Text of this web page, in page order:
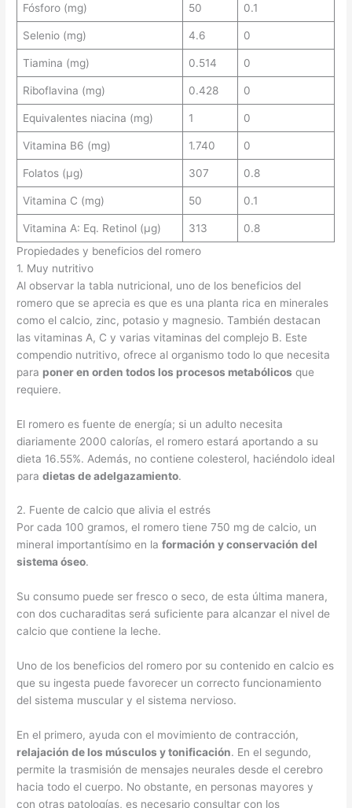
Fósforo (mg) 50 0.1
Selenio (mg) 4.6 0
Tiamina (mg) 0.514 0
Riboflavina (mg) 0.428 0
Equivalentes niacina (mg) 1 0
Vitamina B6 (mg) 1.740 0
Folatos (µg) 307 0.8
Vitamina C (mg) 50 0.1
Vitamina A: Eq. Retinol (µg) 313
0.8
Propiedades y beneficios del romero
1. Muy nutritivo
Al observar la tabla nutricional, uno de los beneficios del
romero que se aprecia es que es una planta rica en minerales
como el calcio, zinc, potasio y magnesio. También destacan
las vitaminas A, C y varias vitaminas del complejo B. Este
compendio nutritivo, ofrece al organismo todo lo que necesita
para poner en orden todos los procesos metabólicos que
requiere.
El romero es fuente de energía; si un adulto necesita
diariamente 2000 calorías, el romero estará aportando a su
dieta 16.55%. Además, no contiene colesterol, haciéndolo ideal
paradietas de adelgazamiento.
2. Fuente de calcio que alivia el estrés
Por cada 100 gramos, el romero tiene 750 mg de calcio, un
mineral importantísimo en laformación y conservación del
sistema óseo.
Su consumo puede ser fresco o seco, de esta última manera,
con dos cucharaditas será suficiente para alcanzar el nivel de
calcio que contiene la leche.
Uno de los beneficios del romero por su contenido en calcio es
que su ingesta puede favorecer un correcto funcionamiento
del sistema muscular y el sistema nervioso.
En el primero, ayuda con el movimiento de contracción,
relajación de los músculos y tonificación. En el segundo,
permite la trasmisión de mensajes neurales desde el cerebro
hacia todo el cuerpo. No obstante, en personas mayores y
con otras patologías, es necesario consultar con los